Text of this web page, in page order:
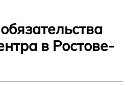
в Ростове-